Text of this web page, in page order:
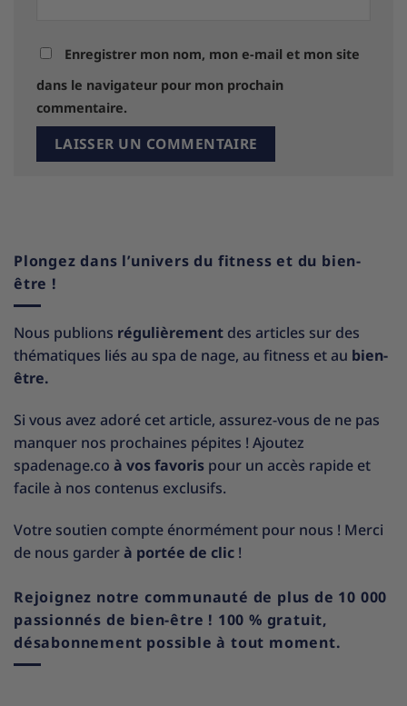
Enregistrer mon nom, mon e-mail et mon site
dans le navigateur pour mon prochain
commentaire.
Plongez dans l’univers du fitness et du bien-
être !
Nous publions régulièrement des articles sur des
thématiques liés au spa de nage, au fitness et au bien-
être.
Si vous avez adoré cet article, assurez-vous de ne pas
manquer nos prochaines pépites ! Ajoutez
spadenage.co à vos favoris pour un accès rapide et
facile à nos contenus exclusifs.
Votre soutien compte énormément pour nous ! Merci
de nous garderà portée de clic !
Rejoignez notre communauté de plus de 10 000
passionnés de bien-être ! 100 % gratuit,
désabonnement possible à tout moment.